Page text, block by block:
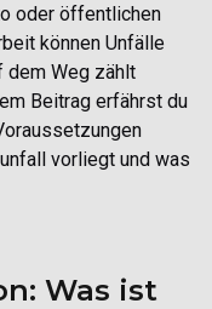
oder öffentlichen
können Unfälle
dem Weg zählt
Beitrag erfährst du
vorliegt und was
Was ist